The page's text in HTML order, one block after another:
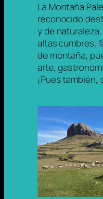
La Montaña
reconocido
y de
altas cumbres,
de montaña,
arte,
¡Pues también,